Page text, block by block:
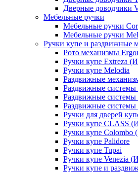
Дверные доводчики
Мебельные ручки
Мебельные ручки
Мебельные ручки
Ручки купе и раздвижные
Рото механизмы
Ручки купе Extreza
Ручки купе Melodia
Раздвижные
Раздвижные системы
Раздвижные
Раздвижные
Ручки для дверей
Ручки купе CLASS
Ручки купе Colombo
Ручки купе Palidore
Ручки купе Tupai
Ручки купе Venezia
Ручки купе и